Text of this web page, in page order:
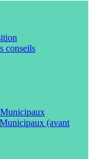
conseils
(avant